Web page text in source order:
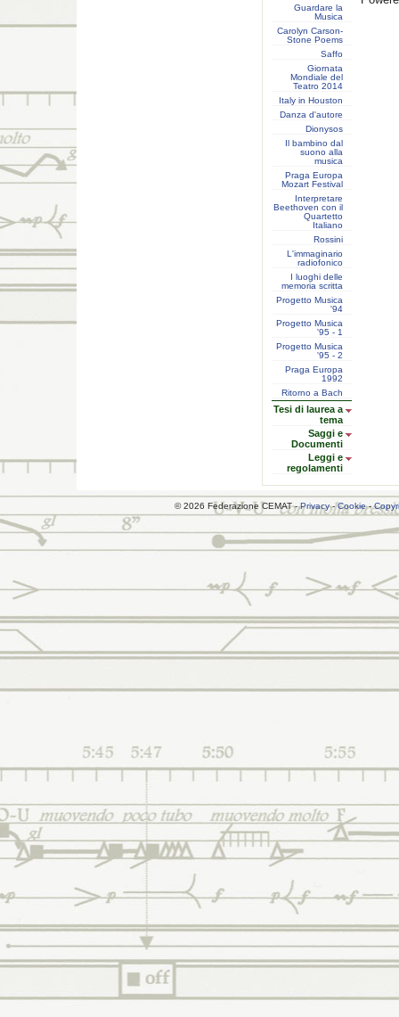
Guardare la
Musica
Carolyn Carson-
Stone Poems
Saffo
Giornata
Mondiale del
Teatro 2014
Italy in Houston
Danza d'autore
Dionysos
Il bambino dal
suono alla
musica
Praga Europa
Mozart Festival
Interpretare
Beethoven con il
Quartetto
Italiano
Rossini
L'immaginario
radiofonico
I luoghi delle
memoria scritta
Progetto Musica
'94
Progetto Musica
'95 - 1
Progetto Musica
'95 - 2
Praga Europa
1992
Ritorno a Bach
Tesi di laurea a
tema
Saggi e
Documenti
Leggi e
regolamenti
© 2026 Federazione CEMAT -Privacy-Cookie-